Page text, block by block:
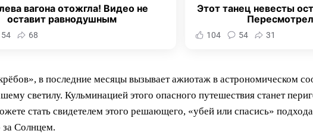
вагона отожгла! Видео не
оставит равнодушным
54 68
Этот танец невесты
104 54 31
в последние месяцы вызывает ажиотаж в астрономическом
светилу. Кульминацией этого опасного путешествия станет
стать свидетелем этого решающего, «убей или спасись»
за Солнцем.